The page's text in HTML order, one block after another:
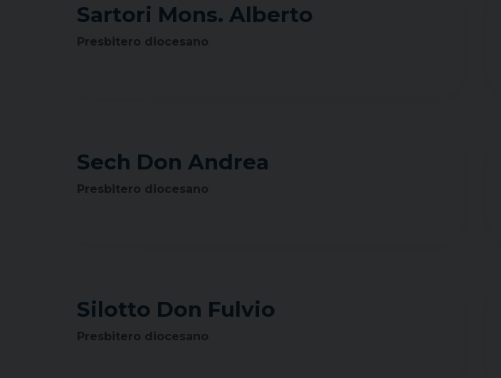
Sartori Mons. Alberto
Presbitero diocesano
Sech Don Andrea
Presbitero diocesano
Silotto Don Fulvio
Presbitero diocesano